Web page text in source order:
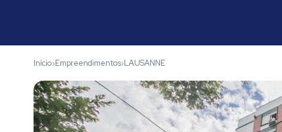
Início›Empreendimentos›LAUSANNE